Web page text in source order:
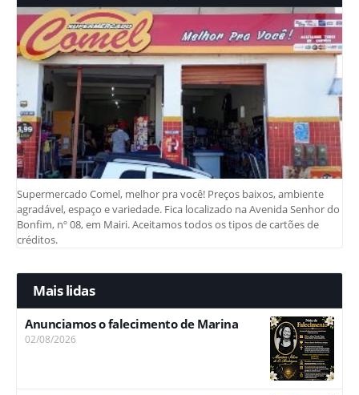
Supermercado Comel, melhor pra você! Preços baixos, ambiente
agradável, espaço e variedade. Fica localizado na Avenida Senhor do
Bonfim, nº 08, em Mairi. Aceitamos todos os tipos de cartões de
créditos.
Mais lidas
Anunciamos o falecimento de Marina
02/08/2026